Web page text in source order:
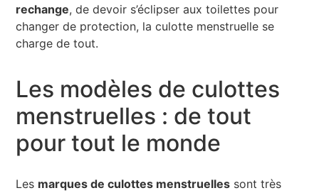
rechange, de devoir s’éclipser aux toilettes pour
changer de protection, la culotte menstruelle se
charge de tout.
Les modèles de culottes
menstruelles : de tout
pour tout le monde
Les marques de culottes menstruelles sont très